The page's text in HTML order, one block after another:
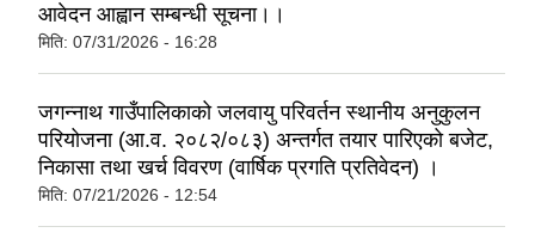
आवेदन आह्वान सम्बन्धी सूचना।।
मिति: 07/31/2026 - 16:28
जगन्नाथ गाउँपालिकाको जलवायु परिवर्तन स्थानीय अनुकुलन
परियोजना (आ.व. २०८२/०८३) अन्तर्गत तयार पारिएको बजेट,
निकासा तथा खर्च विवरण (वार्षिक प्रगति प्रतिवेदन) ।
मिति: 07/21/2026 - 12:54